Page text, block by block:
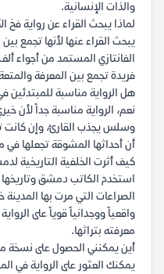
والذات الإنسانية.
لماذا يبحث القراء عن رواية فخ
يبحث القراء عنها لأنها تجمع
الفانتازي المستمد من أجواء
فريدة تجمع بين المعرفة
هل الرواية مناسبة للمبتدئين
نعم، الرواية مناسبة جداً لأن
وسلس يجذب القارئ، وإن كانت
أن أحداثها المشوقة تجعلها في
كيف أثرت الخلفية التاريخية
استخدم الكاتب دمشق
الصراعات التي مرت بها المدينة
واقعياً ووجدانياً قوياً على
معرفته بتراثها.
أين يمكنني الحصول على نسخة
يمكنك العثور على الرواية في